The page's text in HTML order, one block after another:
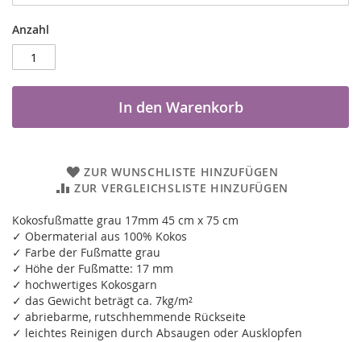
Anzahl
In den Warenkorb
ZUR WUNSCHLISTE HINZUFÜGEN
ZUR VERGLEICHSLISTE HINZUFÜGEN
Kokosfußmatte grau 17mm 45 cm x 75 cm
✓ Obermaterial aus 100% Kokos
✓ Farbe der Fußmatte grau
✓ Höhe der Fußmatte: 17 mm
✓ hochwertiges Kokosgarn
✓ das Gewicht beträgt ca. 7kg/m²
✓ abriebarme, rutschhemmende Rückseite
✓ leichtes Reinigen durch Absaugen oder Ausklopfen